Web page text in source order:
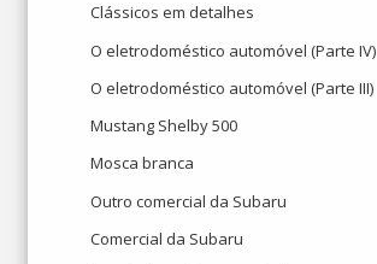
Clássicos em detalhes
O eletrodoméstico automóvel (Parte IV)
O eletrodoméstico automóvel (Parte III)
Mustang Shelby 500
Mosca branca
Outro comercial da Subaru
Comercial da Subaru